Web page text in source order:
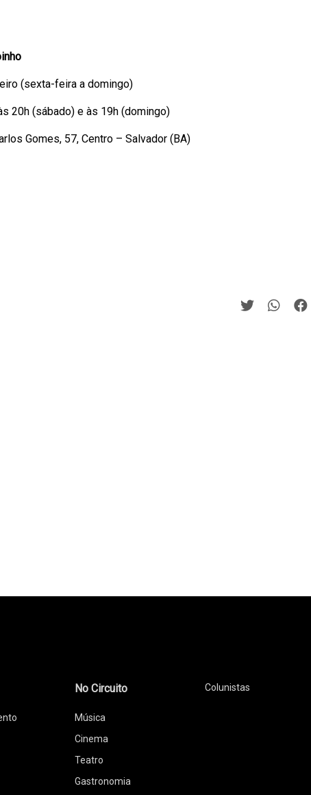
(sexta-feira a domingo)
20h (sábado) e às 19h (domingo)
Gomes, 57, Centro – Salvador (BA)
No Circuito
Música
Cinema
Teatro
Gastronomia
Colunistas